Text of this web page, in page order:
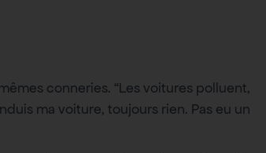
conneries. “Les voitures polluent,
ma voiture, toujours rien. Pas eu un